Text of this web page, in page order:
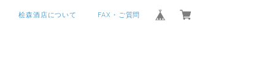
桧森酒店について FAX・ご質問